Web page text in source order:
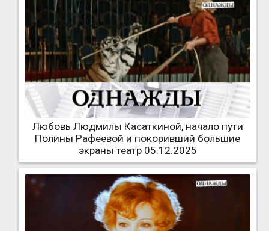
Любовь Людмилы Касаткиной, начало пути
Полины Рафеевой и покоривший большие
экраны театр 05.12.2025